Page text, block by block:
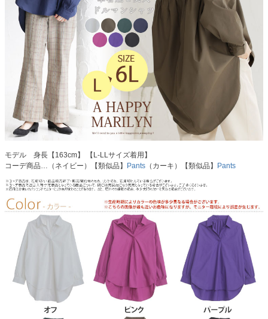
モデル 身長【163cm】 【L-LLサイズ着用】
コーデ商品…（ネイビー）【類似品】
Pants （カーキ）【類似品】 Pants